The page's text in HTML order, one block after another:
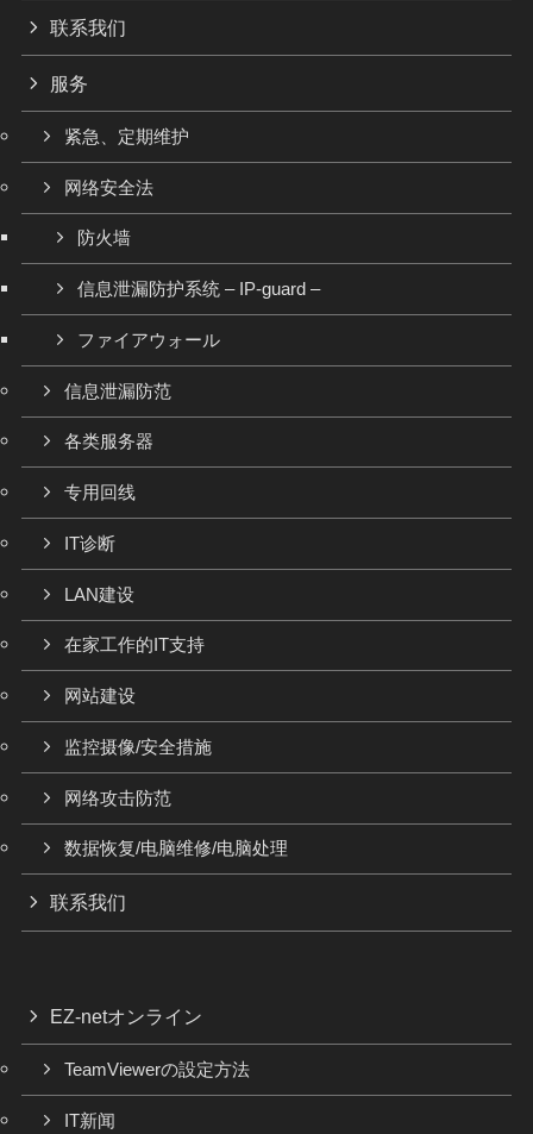
联系我们
服务
紧急、定期维护
网络安全法
防火墙
信息泄漏防护系统 – IP-guard –
ファイアウォール
信息泄漏防范
各类服务器
专用回线
IT诊断
LAN建设
在家工作的IT支持
网站建设
监控摄像/安全措施
网络攻击防范
数据恢复/电脑维修/电脑处理
联系我们
EZ-netオンライン
TeamViewerの設定方法
IT新闻